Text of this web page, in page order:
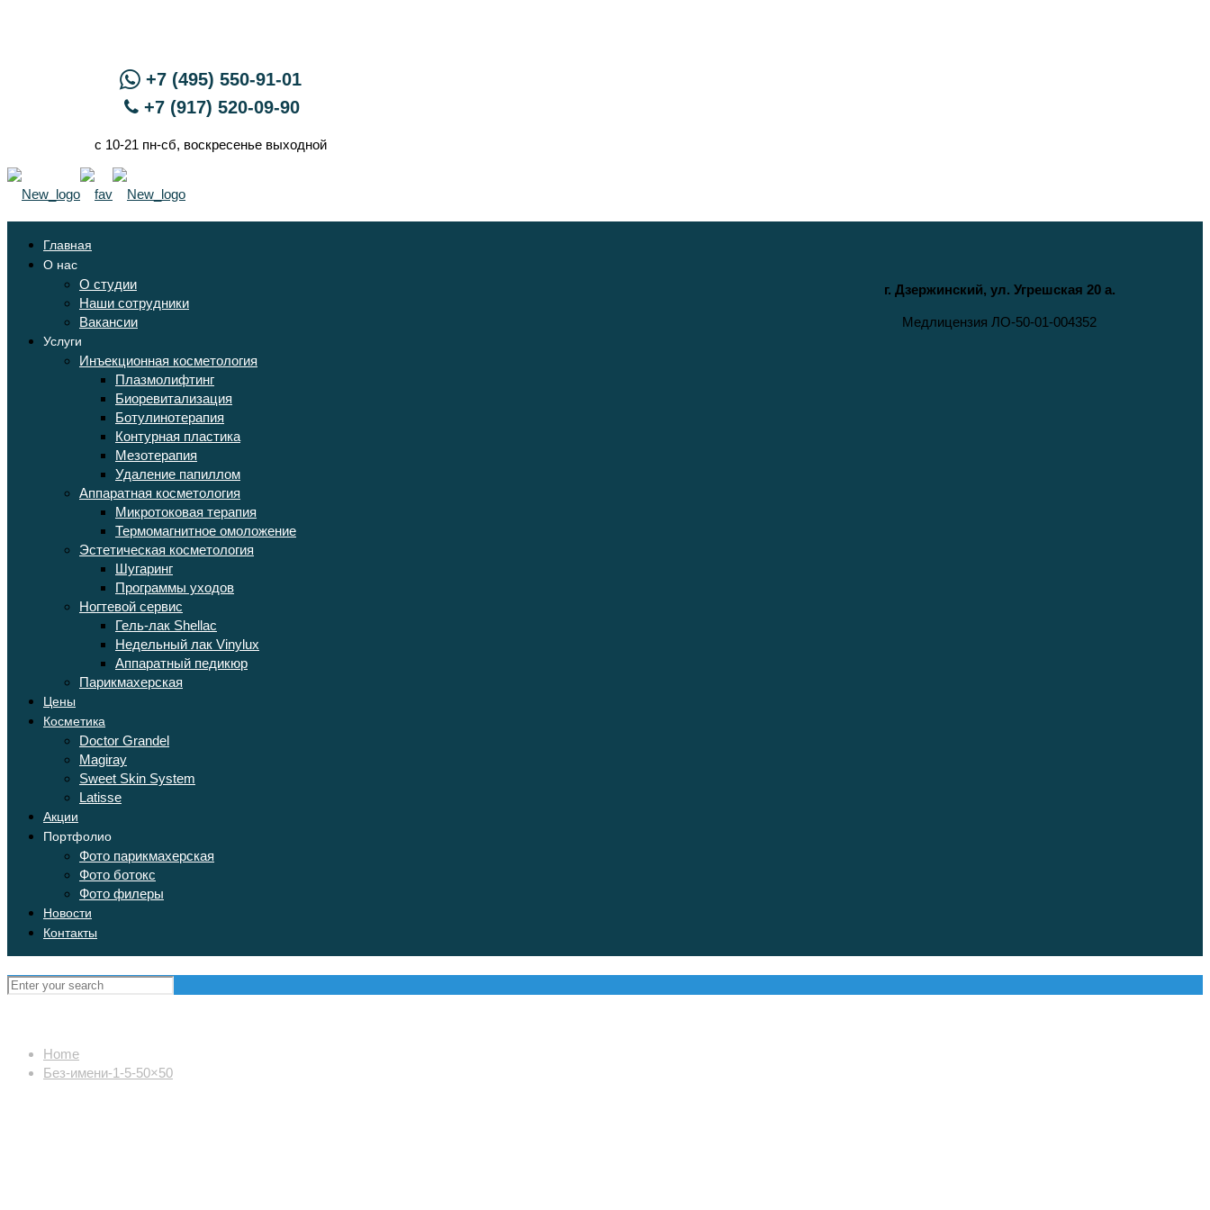
+7 (495) 550-91-01
+7 (917) 520-09-90
с 10-21 пн-сб, воскресенье выходной
г. Дзержинский, ул. Угрешская 20 а.
Медлицензия ЛО-50-01-004352
Главная
О нас
О студии
Наши сотрудники
Вакансии
Услуги
Инъекционная косметология
Плазмолифтинг
Биоревитализация
Ботулинотерапия
Контурная пластика
Мезотерапия
Удаление папиллом
Аппаратная косметология
Микротоковая терапия
Термомагнитное омоложение
Эстетическая косметология
Шугаринг
Программы уходов
Ногтевой сервис
Гель-лак Shellac
Недельный лак Vinylux
Аппаратный педикюр
Парикмахерская
Цены
Косметика
Doctor Grandel
Magiray
Sweet Skin System
Latisse
Акции
Портфолио
Фото парикмахерская
Фото ботокс
Фото филеры
Новости
Контакты
Home
Без-имени-1-5-50×50